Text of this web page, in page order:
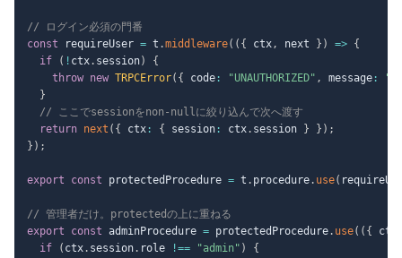
// ログイン必須の門番
const requireUser = t .middleware( ( { ctx, next } ) => {
if
( ! ctx. session)
{
throw new TRPCError( { code : "UNAUTHORIZED" , message :
"
}
// ここでsessionをnon-nullに絞り込んで次へ渡す
return next ( { ctx : { session : ctx. session } } ) ;
} ) ;
export const protectedProcedure = t . procedure. use(
// 管理者だけ。protectedの上に重ねる
export
const adminProcedure = protectedProcedure. use( ( { ctx
if
( ctx. session. role !== "admin" )
{